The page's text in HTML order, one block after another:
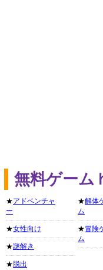
無料ゲーム
★アドベンチャ
ー
★女性向け
★謎解き
★ 脱出
★解体
ム
★冒険
ム